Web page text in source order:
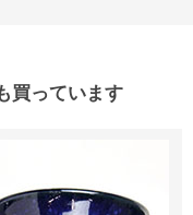
買っています